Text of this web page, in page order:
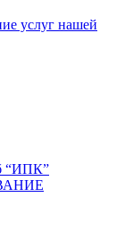
услуг нашей
“ИПК”